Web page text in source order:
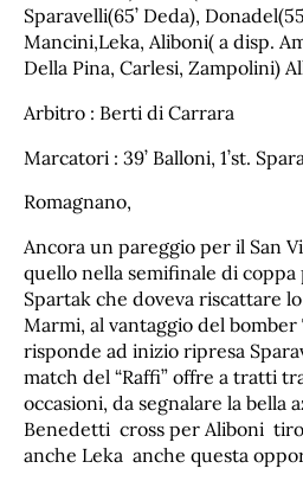
Sparavelli(65’ Deda),
Mancini,Leka, Aliboni( a disp.
Della Pina, Carlesi, Zampolini)
Arbitro : Berti di Carrara
Marcatori : 39’ Balloni, 1’st.
Romagnano,
Ancora un pareggio per il San
quello nella semifinale di
Spartak che doveva riscattare
Marmi, al vantaggio del bomber
risponde ad inizio ripresa
match del “Raffi” offre a tratti
occasioni, da segnalare la bella
Benedetti cross per Aliboni
anche Leka anche questa